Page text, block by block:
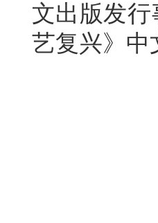
文出版发
艺复兴》中